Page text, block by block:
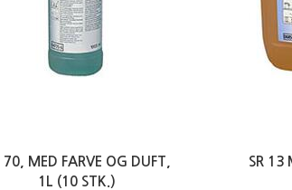
70, MED FARVE OG DUFT,
1L (10 STK.)
SR 13